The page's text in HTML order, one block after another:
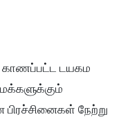
காணப்பட்ட டயகம
நேற்று